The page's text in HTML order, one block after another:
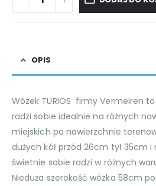
OPIS
Wózek TURIOS firmy Vermeiren
radzi sobie idealnie na różnych
miejskich po nawierzchnie
dużych kół przód 26cm tył 35cm
świetnie sobie radzi w różnych
Nieduża szerokość wózka 58cm